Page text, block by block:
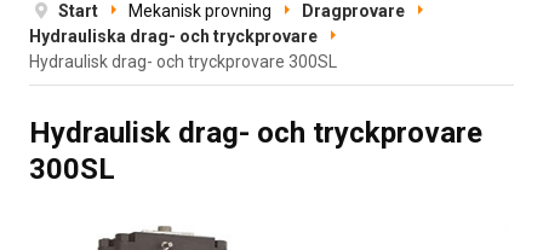
INSTRUMENT
Typ av materialprovning
Start Mekanisk provning
Dragprovare
Hydrauliska drag- och tryckprovare
Hydraulisk drag- och tryckprovare 300SL
Hydraulisk drag- och tryckprovare
300SL